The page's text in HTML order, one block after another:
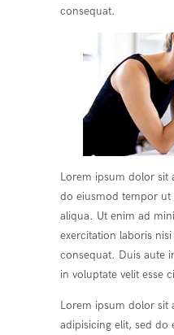
consequat.
Lorem ipsum dolor sit
do eiusmod tempor ut
aliqua. Ut enim ad
exercitation laboris
consequat. Duis aute
in voluptate velit esse
Lorem ipsum dolor sit
adipisicing elit, sed do